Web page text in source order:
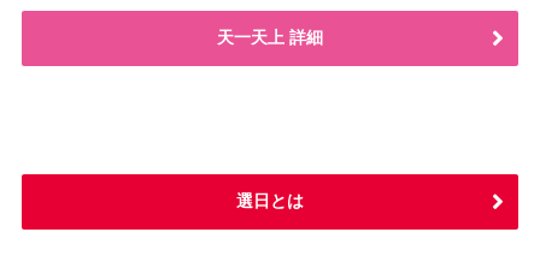
天一天上 詳細
選日とは